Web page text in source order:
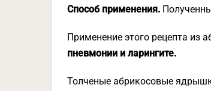
Способ применения.
Применение этого рецепта из
пневмонии и ларингите.
Толченые абрикосовые